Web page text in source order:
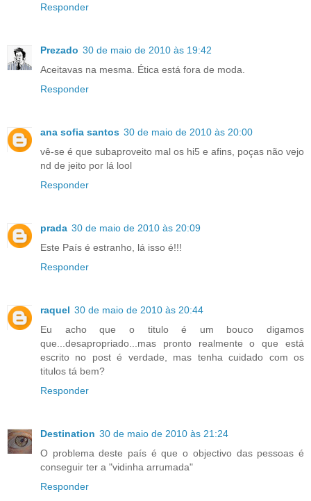
Responder
Prezado 30 de maio de 2010 às 19:42
Aceitavas na mesma. Ética está fora de moda.
Responder
ana sofia santos 30 de maio de 2010 às 20:00
vê-se é que subaproveito mal os hi5 e afins, poças não vejo
nd de jeito por lá lool
Responder
prada 30 de maio de 2010 às 20:09
Este País é estranho, lá isso é!!!
Responder
raquel 30 de maio de 2010 às 20:44
Eu acho que o titulo é um bouco digamos
que...desapropriado...mas pronto realmente o que está
escrito no post é verdade, mas tenha cuidado com os
titulos tá bem?
Responder
Destination 30 de maio de 2010 às 21:24
O problema deste país é que o objectivo das pessoas é
conseguir ter a "vidinha arrumada"
Responder